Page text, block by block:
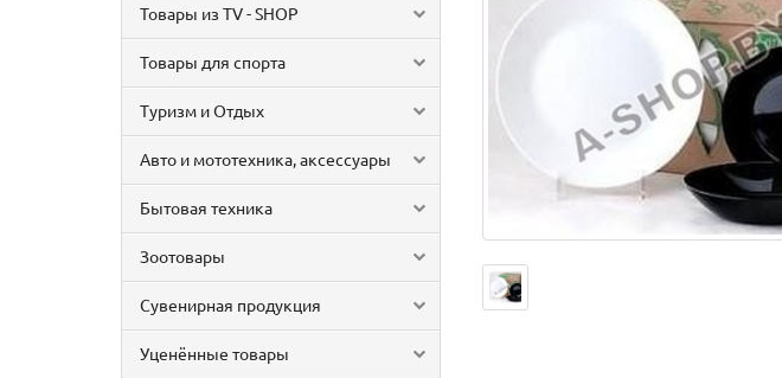
Товары из TV - SHOP
Товары для спорта
Туризм и Отдых
Авто и мототехника, аксессуары
Бытовая техника
Зоотовары
Сувенирная продукция
Уценённые товары